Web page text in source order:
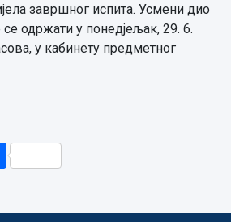
завршног испита. Усмени дио
одржати у понедјељак, 29. 6.
у кабинету предметног
Share